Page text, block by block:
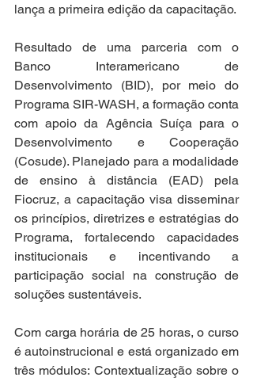
lança a primeira edição da capacitação.
Resultado de uma parceria com o
Banco Interamericano de
Desenvolvimento (BID), por meio do
Programa SIR-WASH, a formação conta
com apoio da Agência Suíça para o
Desenvolvimento e Cooperação
(Cosude). Planejado para a modalidade
de ensino à distância (EAD) pela
Fiocruz, a capacitação visa disseminar
os princípios, diretrizes e estratégias do
Programa, fortalecendo capacidades
institucionais e incentivando a
participação social na construção de
soluções sustentáveis.
Com carga horária de 25 horas, o curso
é autoinstrucional e está organizado em
três módulos: Contextualização sobre o